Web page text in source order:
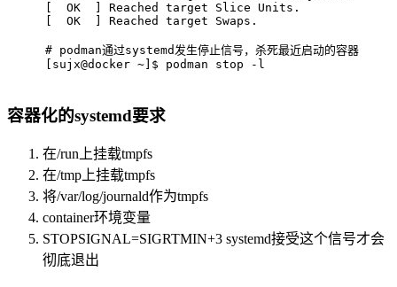
[  OK  ] Reached target Slice Units.
[  OK  ] Reached target Swaps.
# podman通过systemd发生停止信号，杀死最近启动的容器
[sujx@docker ~]$ podman stop -l
容器化的systemd要求
在/run上挂载tmpfs
在/tmp上挂载tmpfs
将/var/log/journald作为tmpfs
container环境变量
STOPSIGNAL=SIGRTMIN+3 systemd接受这个信号才会
彻底退出